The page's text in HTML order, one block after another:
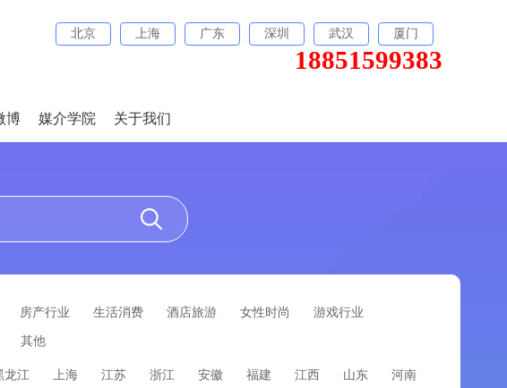
北京 上海 广东 深圳 武汉 厦门
18851599383
博 媒介学院 关于我们
房产行业 生活消费 酒店旅游 女性时尚
游戏行业
其他
龙江 上海 江苏 浙江 安徽 福建 江西 山东
河南